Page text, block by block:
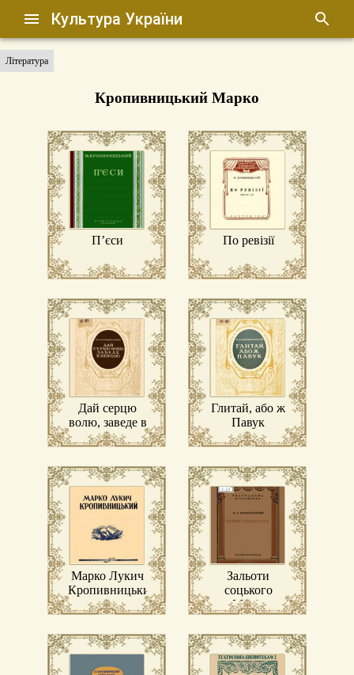
Культура України
Література
Кропивницький Марко
П’єси По ревізії
Дай серцю
волю, заведе в
неволю
Глитай, або ж
Павук
Марко Лукич
Кропивницький
Зальоти
соцького
Мусія